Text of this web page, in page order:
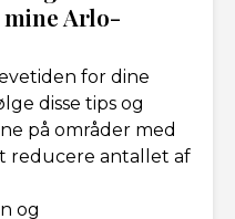
Arlo-
for dine
disse tips og
på områder med
reducere antallet af
og